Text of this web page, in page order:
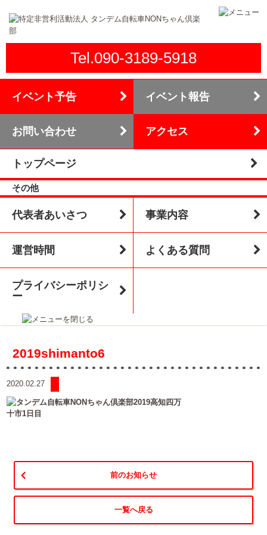
Tel.090-3189-5918
イベント予告 イベント報告
お問い合わせ アクセス
トップページ
その他
代表者あいさつ 事業内容
運営時間 よくある質問
プライバシーポリシ
ー
2019shimanto6
2020.02.27
前のお知らせ
一覧へ戻る